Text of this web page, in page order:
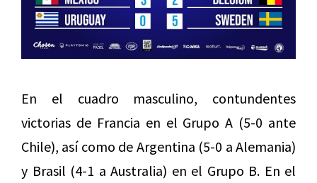
En el cuadro masculino, contundentes
victorias de Francia en el Grupo A (5-0 ante
Chile), así como de Argentina (5-0 a Alemania)
y Brasil (4-1 a Australia) en el Grupo B. En el